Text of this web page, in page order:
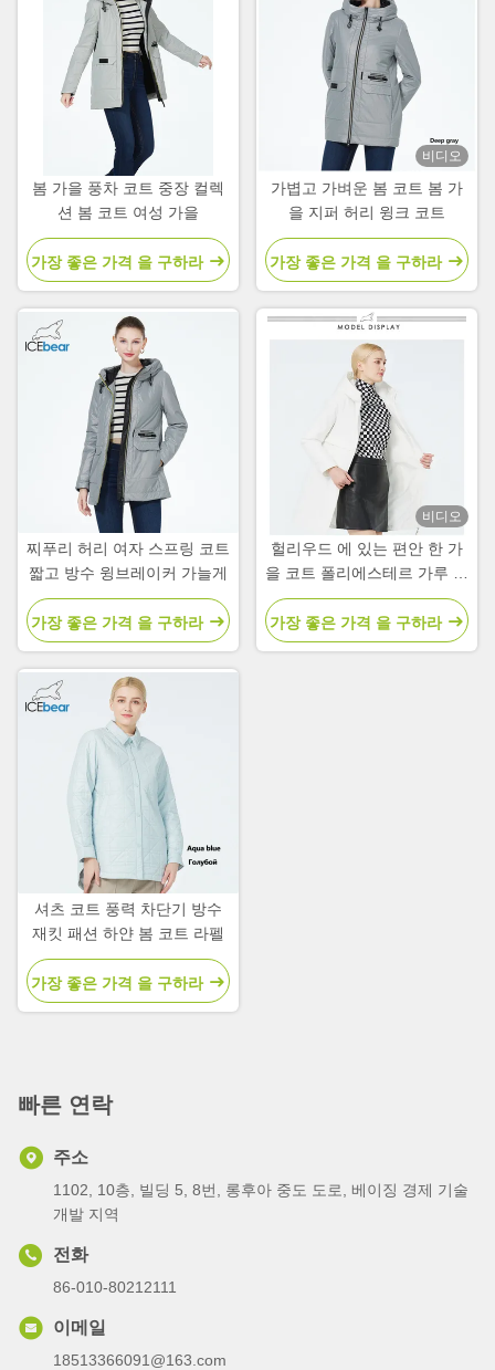
봄 가을 풍차 코트 중장 컬렉
션 봄 코트 여성 가을
가장 좋은 가격 을 구하라
비디오
가볍고 가벼운 봄 코트 봄 가
을 지퍼 허리 윙크 코트
가장 좋은 가격 을 구하라
찌푸리 허리 여자 스프링 코트
짧고 방수 윙브레이커 가늘게
가장 좋은 가격 을 구하라
비디오
헐리우드 에 있는 편안 한 가
을 코트 폴리에스테르 가루 로
가득 찬 여자 의 봄 코트 와 재
킷
가장 좋은 가격 을 구하라
셔츠 코트 풍력 차단기 방수
재킷 패션 하얀 봄 코트 라펠
가장 좋은 가격 을 구하라
빠른 연락
주소
1102, 10층, 빌딩 5, 8번, 롱후아 중도 도로, 베이징 경제 기술
개발 지역
전화
86-010-80212111
이메일
18513366091@163.com